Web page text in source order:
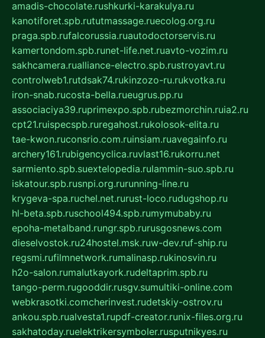
amadis-chocolate.rushkurki-karakulya.ru
kanotiforet.spb.rututmassage.ruecolog.org.ru
praga.spb.rufalcorussia.ruautodoctorservis.ru
kamertondom.spb.runet-life.net.ruavto-vozim.ru
sakhcamera.rualliance-electro.spb.rustroyavt.ru
controlweb1.rutdsak74.rukinzozo-ru.rukvotka.ru
iron-snab.rucosta-bella.rueugrus.pp.ru
associaciya39.ruprimexpo.spb.rubezmorchin.ruia2.ru
cpt21.ruispecspb.ruregahost.rukolosok-elita.ru
tae-kwon.ruconsrio.com.ruinsiam.ruavegainfo.ru
archery161.rubigencyclica.ruvlast16.rukorru.net
sarmiento.spb.suextelopedia.rulammin-suo.spb.ru
iskatour.spb.rusnpi.org.rurunning-line.ru
krygeva-spa.ruchel.net.rurust-loco.rudugshop.ru
hl-beta.spb.ruschool494.spb.rumymubaby.ru
epoha-metalband.rungr.spb.rurusgosnews.com
dieselvostok.ru24hostel.msk.ruw-dev.ruf-ship.ru
regsmi.rufilmnetwork.rumalinasp.rukinosvin.ru
h2o-salon.rumalutkayork.rudeltaprim.spb.ru
tango-perm.rugooddir.rusgv.sumultiki-online.com
webkrasotki.comcherinvest.rudetskiy-ostrov.ru
ankou.spb.rualvesta1.rupdf-creator.runix-files.org.ru
sakhatoday.ruelektrikersymboler.rusputnikyes.ru